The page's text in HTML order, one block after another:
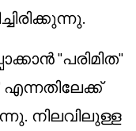
"പരിമിത"
എന്നതിലേക്ക്
നിലവിലുള്ള